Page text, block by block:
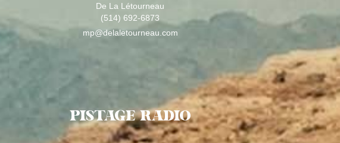
De La Létourneau
(514) 692-6873
mp@delaletourneau.com
PISTAGE RADIO